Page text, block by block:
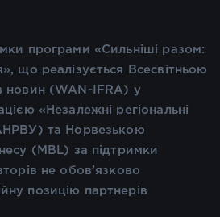
програми «Сильніші разом:
що реалізується Всесвітньою
новин (WAN-IFRA) у
«Незалежні регіональні
та Норвезькою
(MBL) за підтримки
не обов’язково
позицію партнерів